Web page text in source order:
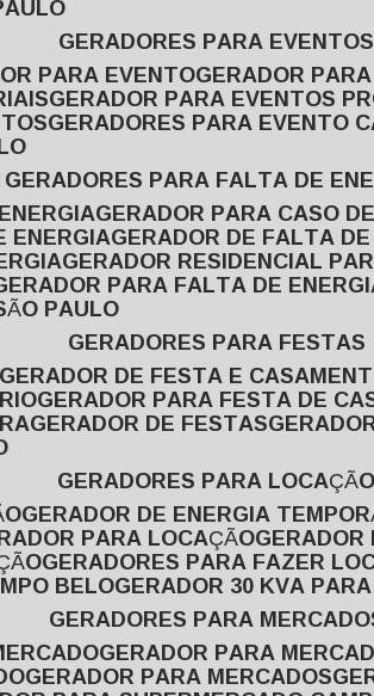
GERADORES PARA EVENTOS
PARA EVENTO GERADOR
GERADOR PARA EVENTOS
GERADORES PARA EVENTO
GERADORES PARA FALTA DE
GERADOR PARA CASO
ENERGIA GERADOR DE FALTA
GERADOR RESIDENCIAL
GERADOR PARA FALTA DE
PAULO
GERADORES PARA FESTAS
GERADOR DE FESTA E
GERADOR PARA FESTA DE
GERADOR DE FESTAS
GERADORES PARA LOCAÇÃO
GERADOR DE ENERGIA
PARA LOCAÇÃO
GERADORES PARA FAZER
BELO GERADOR 30 KVA
GERADORES PARA
GERADOR PARA
GERADOR PARA MERCADOS